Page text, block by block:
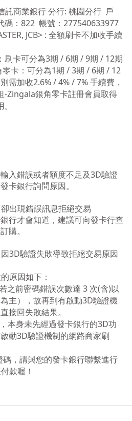
託商業銀行分行: 桃園分行 戶
碼： 822 帳號：277540633977
JCB> : 全額刷卡不加收手續
刷卡可分為3期 / 6期 / 9期 / 12期
卡：可分為1期 / 3期 / 6期 / 12
需加收2.6% / 4% / 7% 手續費，
-Zingala銀角零卡註冊會員取得
入錯誤或者額度不足及3D驗證
卡銀行詢問原因。
出現錯誤訊息拒絕交易
行才會知道，建議可向發卡行查
購。
3D驗證失敗導致拒絕交易原因
原因如下：
之前密碼錯誤次數達 3 次(含)以
主），故再到有啟動3D驗證機
接回失敗結果。
，本身未先經過發卡銀行的3D功
動3D驗證機制的網路商家刷
碼，請與您的發卡銀行聯繫進行
款喔！